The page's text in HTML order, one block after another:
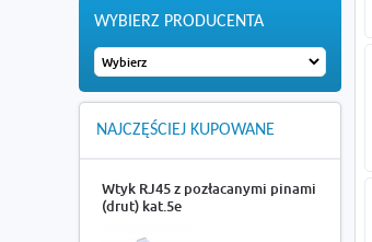
WYBIERZ PRODUCENTA
NAJCZĘŚCIEJ KUPOWANE
Wtyk RJ45 z pozłacanymi pinami
(drut) kat.5e